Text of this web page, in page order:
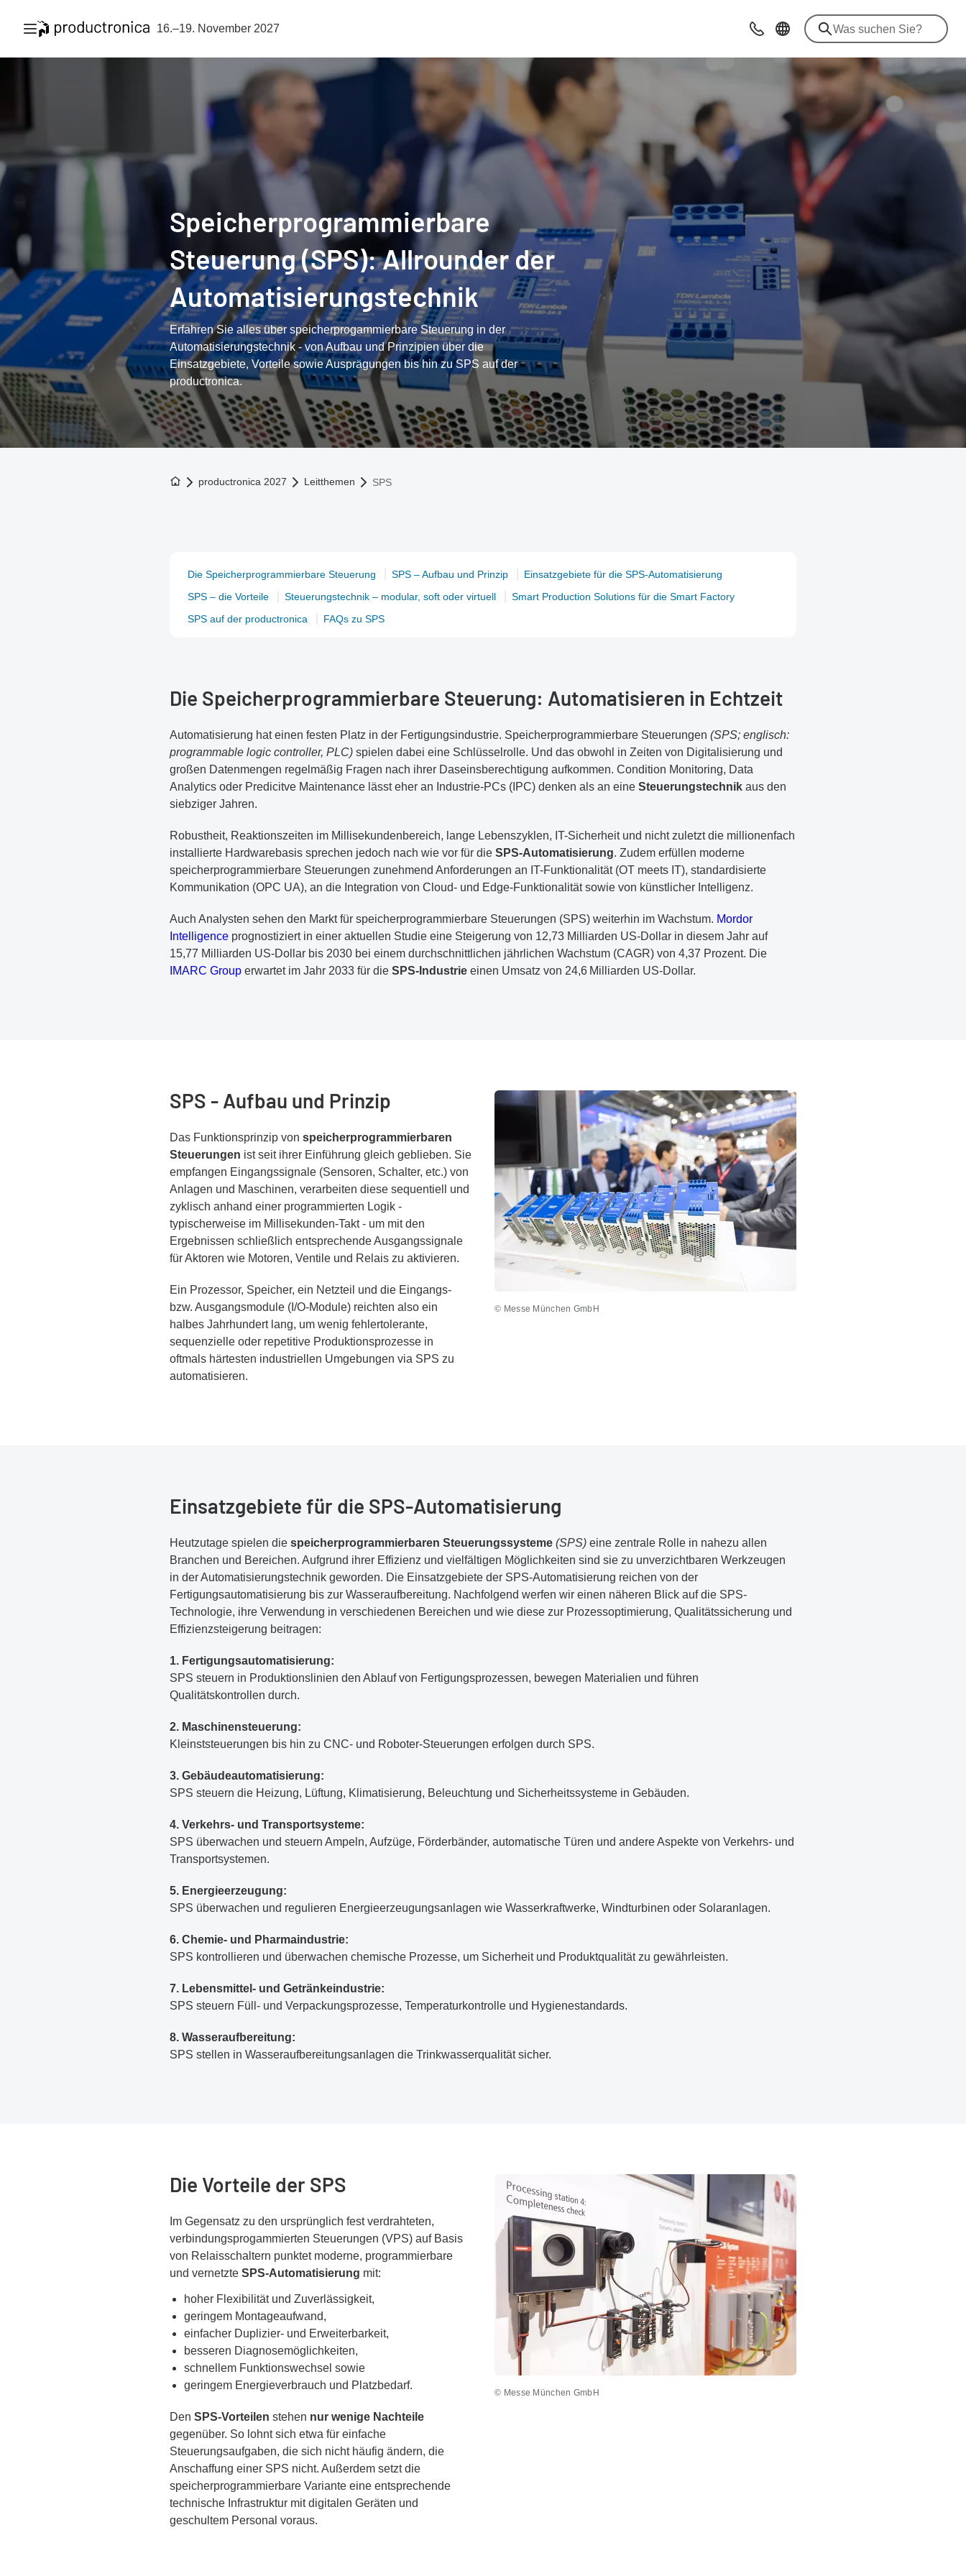
Navigation öffnen 16.–19. November 2027 Beratung & Kontakt
Speicher­program­mierbare
Steuerung (SPS): Allrounder der
Auto­mati­sierungs­technik
Erfahren Sie alles über speicherprogammierbare Steuerung in der
Automatisierungstechnik - von Aufbau und Prinzipien über die
Einsatzgebiete, Vorteile sowie Ausprägungen bis hin zu SPS auf der
productronica.
Zur Startseite
productronica 2027 Leitthemen SPS
Die Speicherprogrammierbare Steuerung SPS – Aufbau und Prinzip
Einsatzgebiete für die SPS-Automatisierung
SPS – die Vorteile
Steuerungstechnik – modular, soft oder virtuell
Smart Production Solutions für die Smart Factory
SPS auf der productronica
FAQs zu SPS
Die Speicherprogrammierbare Steuerung: Automatisieren in Echtzeit
Automatisierung hat einen festen Platz in der Fertigungsindustrie. Speicherprogrammierbare Steuerungen (SPS; englisch:
programmable logic controller, PLC) spielen dabei eine Schlüsselrolle. Und das obwohl in Zeiten von Digitalisierung und
großen Datenmengen regelmäßig Fragen nach ihrer Daseinsberechtigung aufkommen. Condition Monitoring, Data
Analytics oder Predicitve Maintenance lässt eher an Industrie-PCs (IPC) denken als an eine Steuerungstechnik aus den
siebziger Jahren.
Robustheit, Reaktionszeiten im Millisekundenbereich, lange Lebenszyklen, IT-Sicherheit und nicht zuletzt die millionenfach
installierte Hardwarebasis sprechen jedoch nach wie vor für die SPS-Automatisierung. Zudem erfüllen moderne
speicherprogrammierbare Steuerungen zunehmend Anforderungen an IT-Funktionalität (OT meets IT), standardisierte
Kommunikation (OPC UA), an die Integration von Cloud- und Edge-Funktionalität sowie von künstlicher Intelligenz.
Auch Analysten sehen den Markt für speicherprogrammierbare Steuerungen (SPS) weiterhin im Wachstum. Mordor
Intelligence prognostiziert in einer aktuellen Studie eine Steigerung von 12,73 Milliarden US-Dollar in diesem Jahr auf
15,77 Milliarden US-Dollar bis 2030 bei einem durchschnittlichen jährlichen Wachstum (CAGR) von 4,37 Prozent. Die
IMARC Group erwartet im Jahr 2033 für die SPS-Industrie einen Umsatz von 24,6 Milliarden US-Dollar.
SPS - Aufbau und Prinzip
Das Funktionsprinzip von speicherprogrammierbaren
Steuerungen ist seit ihrer Einführung gleich geblieben. Sie
empfangen Eingangssignale (Sensoren, Schalter, etc.) von
Anlagen und Maschinen, verarbeiten diese sequentiell und
zyklisch anhand einer programmierten Logik -
typischerweise im Millisekunden-Takt - um mit den
Ergebnissen schließlich entsprechende Ausgangssignale
für Aktoren wie Motoren, Ventile und Relais zu aktivieren.
Ein Prozessor, Speicher, ein Netzteil und die Eingangs-
bzw. Ausgangsmodule (I/O-Module) reichten also ein
halbes Jahrhundert lang, um wenig fehlertolerante,
sequenzielle oder repetitive Produktionsprozesse in
oftmals härtesten industriellen Umgebungen via SPS zu
automatisieren.
© Messe München GmbH
Einsatzgebiete für die SPS-Automatisierung
Heutzutage spielen die speicherprogrammierbaren Steuerungssysteme (SPS) eine zentrale Rolle in nahezu allen
Branchen und Bereichen. Aufgrund ihrer Effizienz und vielfältigen Möglichkeiten sind sie zu unverzichtbaren Werkzeugen
in der Automatisierungstechnik geworden. Die Einsatzgebiete der SPS-Automatisierung reichen von der
Fertigungsautomatisierung bis zur Wasseraufbereitung. Nachfolgend werfen wir einen näheren Blick auf die SPS-
Technologie, ihre Verwendung in verschiedenen Bereichen und wie diese zur Prozessoptimierung, Qualitätssicherung und
Effizienzsteigerung beitragen:
1. Fertigungsautomatisierung:
SPS steuern in Produktionslinien den Ablauf von Fertigungsprozessen, bewegen Materialien und führen
Qualitätskontrollen durch.
2. Maschinensteuerung:
Kleinststeuerungen bis hin zu CNC- und Roboter-Steuerungen erfolgen durch SPS.
3. Gebäudeautomatisierung:
SPS steuern die Heizung, Lüftung, Klimatisierung, Beleuchtung und Sicherheitssysteme in Gebäuden.
4. Verkehrs- und Transportsysteme:
SPS überwachen und steuern Ampeln, Aufzüge, Förderbänder, automatische Türen und andere Aspekte von Verkehrs- und
Transportsystemen.
5. Energieerzeugung:
SPS überwachen und regulieren Energieerzeugungsanlagen wie Wasserkraftwerke, Windturbinen oder Solaranlagen.
6. Chemie- und Pharmaindustrie:
SPS kontrollieren und überwachen chemische Prozesse, um Sicherheit und Produktqualität zu gewährleisten.
7. Lebensmittel- und Getränkeindustrie:
SPS steuern Füll- und Verpackungsprozesse, Temperaturkontrolle und Hygienestandards.
8. Wasseraufbereitung:
SPS stellen in Wasseraufbereitungsanlagen die Trinkwasserqualität sicher.
Die Vorteile der SPS
Im Gegensatz zu den ursprünglich fest verdrahteten,
verbindungsprogammierten Steuerungen (VPS) auf Basis
von Relaisschaltern punktet moderne, programmierbare
und vernetzte SPS-Automatisierung mit:
hoher Flexibilität und Zuverlässigkeit,
geringem Montageaufwand,
einfacher Duplizier- und Erweiterbarkeit,
besseren Diagnosemöglichkeiten,
schnellem Funktionswechsel sowie
geringem Energieverbrauch und Platzbedarf.
Den SPS-Vorteilen stehen nur wenige Nachteile
gegenüber. So lohnt sich etwa für einfache
Steuerungsaufgaben, die sich nicht häufig ändern, die
Anschaffung einer SPS nicht. Außerdem setzt die
speicherprogrammierbare Variante eine entsprechende
technische Infrastruktur mit digitalen Geräten und
geschultem Personal voraus.
© Messe München GmbH